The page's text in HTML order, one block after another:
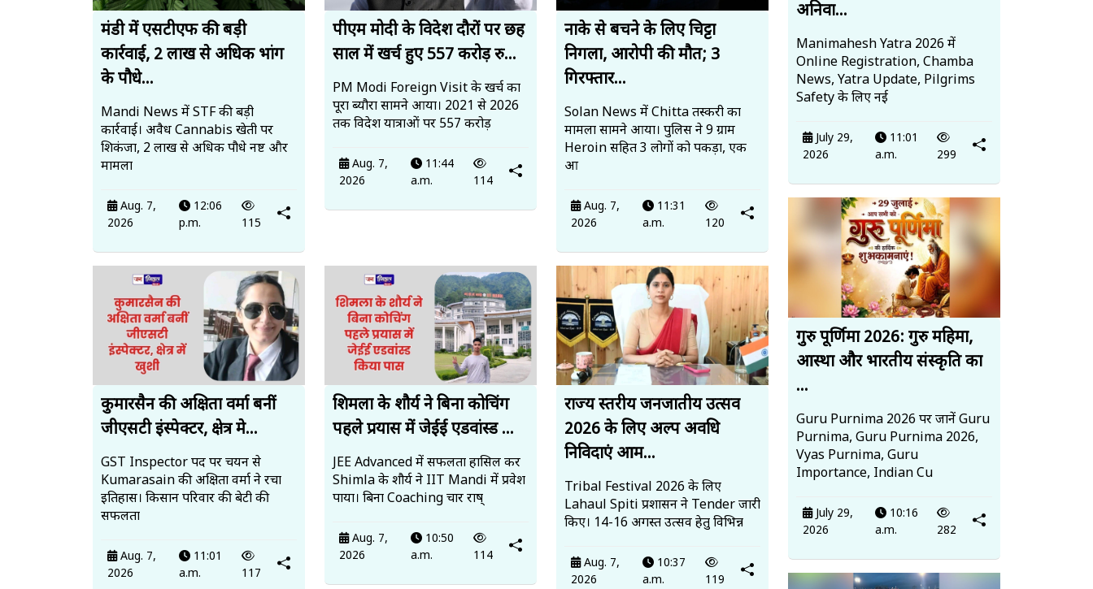
मंडी में एसटीएफ की बड़ी
कार्रवाई, 2 लाख से अधिक भांग
के पौधे...
Mandi News में STF की बड़ी
कार्रवाई। अवैध Cannabis खेती पर
शिकंजा, 2 लाख से अधिक पौधे नष्ट और
मामला
Aug. 7,
2026
12:06
p.m.
115
पीएम मोदी के विदेश दौरों पर छह
साल में खर्च हुए 557 करोड़ रु...
PM Modi Foreign Visit के खर्च का
पूरा ब्यौरा सामने आया। 2021 से 2026
तक विदेश यात्राओं पर 557 करोड़
Aug. 7,
2026
11:44
a.m.
114
नाके से बचने के लिए चिट्टा
निगला, आरोपी की मौत; 3
गिरफ्तार...
Solan News में Chitta तस्करी का
मामला सामने आया। पुलिस ने 9 ग्राम
Heroin सहित 3 लोगों को पकड़ा, एक
आ
Aug. 7,
2026
11:31
a.m.
120
कुमारसैन की अक्षिता वर्मा बनीं
जीएसटी इंस्पेक्टर, क्षेत्र मे...
GST Inspector पद पर चयन से
Kumarasain की अक्षिता वर्मा ने रचा
इतिहास। किसान परिवार की बेटी की
सफलता
Aug. 7,
2026
11:01
a.m.
117
शिमला के शौर्य ने बिना कोचिंग
पहले प्रयास में जेईई एडवांस्ड ...
JEE Advanced में सफलता हासिल कर
Shimla के शौर्य ने IIT Mandi में प्रवेश
पाया। बिना Coaching चार राष्
Aug. 7,
2026
10:50
a.m.
114
राज्य स्तरीय जनजातीय उत्सव
2026 के लिए अल्प अवधि
निविदाएं आम...
Tribal Festival 2026 के लिए
Lahaul Spiti प्रशासन ने Tender जारी
किए। 14-16 अगस्त उत्सव हेतु विभिन्न
Aug. 7,
2026
10:37
a.m.
119
अनिवा...
Manimahesh Yatra 2026 में
Online Registration, Chamba
News, Yatra Update, Pilgrims
Safety के लिए नई
July 29,
2026
11:01
a.m.
299
गुरु पूर्णिमा 2026: गुरु महिमा,
आस्था और भारतीय संस्कृति का
...
Guru Purnima 2026 पर जानें Guru
Purnima, Guru Purnima 2026,
Vyas Purnima, Guru
Importance, Indian Cu
July 29,
2026
10:16
a.m.
282